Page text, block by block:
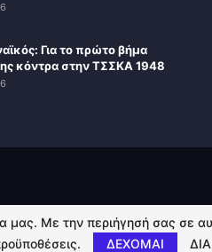
Για το πρώτο βήμα
κόντρα στην ΤΣΣΚΑ 1948
μας. Με την περιήγησή σας σε
ΔΕΧΟΜΑΙ